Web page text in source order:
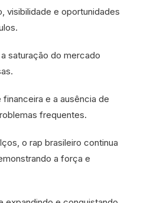
visibilidade e oportunidades
saturação do mercado
e a ausência de
frequentes.
o rap brasileiro continua
a força e